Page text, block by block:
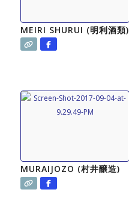
MEIRI SHURUI (明利酒類)
MURAIJOZO (村井醸造)